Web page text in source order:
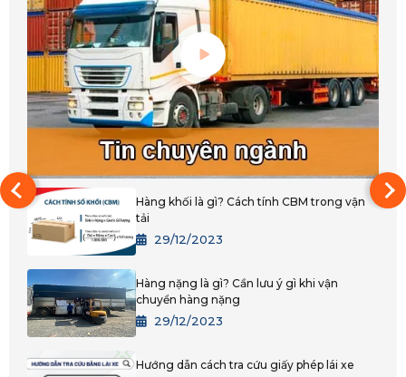
Hàng khối là gì? Cách tính CBM trong vận
tải
29/12/2023
Hàng nặng là gì? Cần lưu ý gì khi vận
chuyển hàng nặng
29/12/2023
Hướng dẫn cách tra cứu giấy phép lái xe